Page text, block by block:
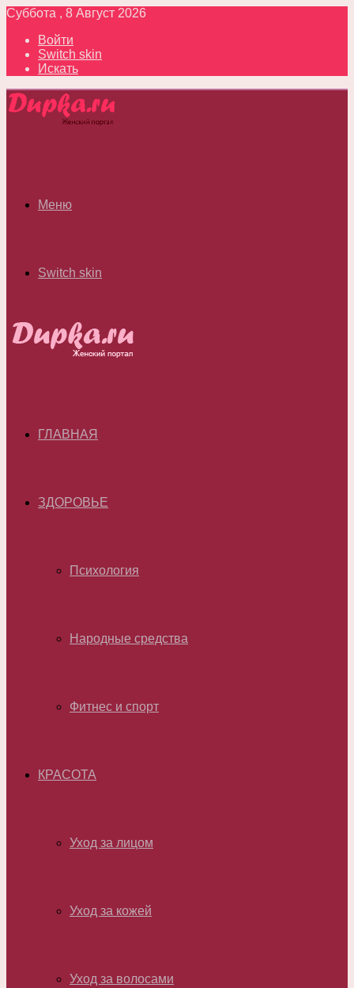
Суббота , 8 Август 2026
Войти
Switch skin
Искать
Меню
Switch skin
ГЛАВНАЯ
ЗДОРОВЬЕ
Психология
Народные средства
Фитнес и спорт
КРАСОТА
Уход за лицом
Уход за кожей
Уход за волосами